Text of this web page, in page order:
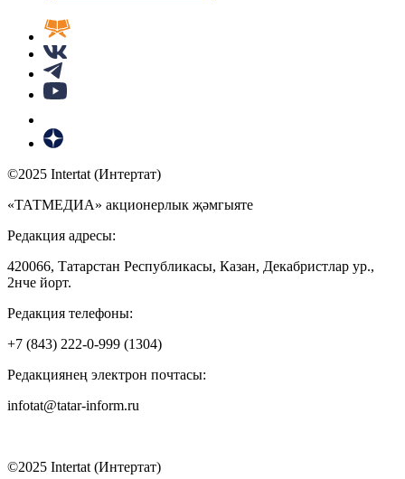
©2025 Intertat (Интертат)
«ТАТМЕДИА» акционерлык җәмгыяте
Редакция адресы:
420066, Татарстан Республикасы, Казан, Декабристлар ур.,
2нче йорт.
Редакция телефоны:
+7 (843) 222-0-999 (1304)
Редакциянең электрон почтасы:
infotat@tatar-inform.ru
©2025 Intertat (Интертат)